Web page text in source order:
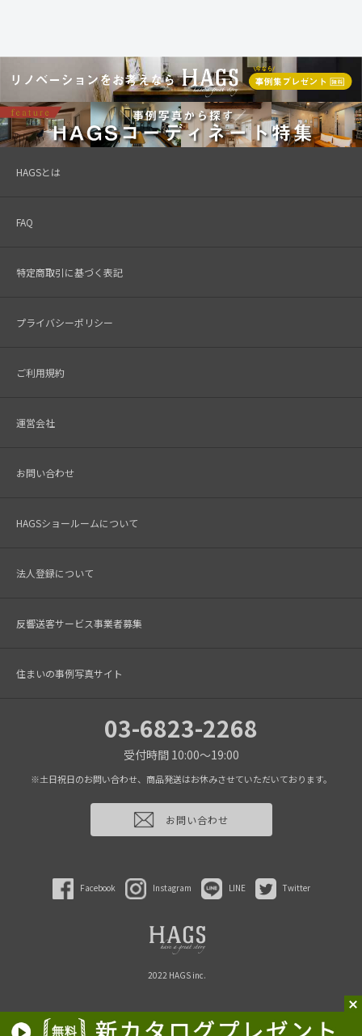
HAGSとは
FAQ
特定商取引に基づく表記
プライバシーポリシー
ご利用規約
運営会社
お問い合わせ
HAGSショールームについて
法人登録について
反響送客サービス事業者募集
住まいの事例写真サイト
03-6823-2268
受付時間 10:00～19:00
※土日祝日のお問い合わせ、商品発送はお休みさせていただいております。
お問い合わせ
Facebook Instagram LINE Twitter
2022 HAGS inc.